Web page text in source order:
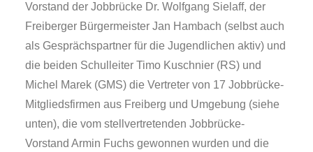
Vorstand der Jobbrücke Dr. Wolfgang Sielaff, der
Freiberger Bürgermeister Jan Hambach (selbst auch
als Gesprächspartner für die Jugendlichen aktiv) und
die beiden Schulleiter Timo Kuschnier (RS) und
Michel Marek (GMS) die Vertreter von 17 Jobbrücke-
Mitgliedsfirmen aus Freiberg und Umgebung (siehe
unten), die vom stellvertretenden Jobbrücke-
Vorstand Armin Fuchs gewonnen wurden und die